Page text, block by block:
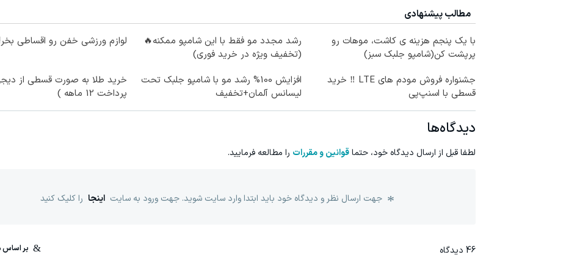
مطالب پیشنهادی
با یک پنجم هزینه ی کاشت، موهات رو
پرپشت کن(شامپو جلبک سبز)
رشد مجدد مو فقط با این شامپو ممکنه🔥
(تخفیف ویژه در خرید فوری)
لوازم ورزشی خفن رو اقساطی
جشنواره فروش مودم های LTE ‼️ خرید
قسطی با اسنپ‌پی
افزایش 100% رشد مو با شامپو جلبک تحت
لیسانس آلمان+تخفیف
خرید طلا به صورت قسطی از
پرداخت 12 ماهه )
دیدگاه‌ها
لطفا قبل از ارسال دیدگاه خود، حتماقوانین و مقررات را مطالعه فرمایید.
جهت ارسال نظر و دیدگاه خود باید ابتدا وارد سایت شوید. جهت ورود به سایت اینجا را کلیک کنید
46 دیدگاه